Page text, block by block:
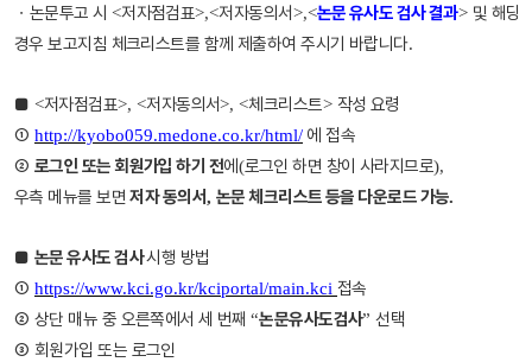
ㆍ 논문투고 시<저자점검표>,<저자동의서>,<논문 유사도 검사 결과> 및 해당
경우 보고지침 체크리스트를 함께 제출하여 주시기 바랍니다.
■ <저자점검표>, <저자동의서>, <체크리스트> 작성 요령
① http://kyobo059.medone.co.kr/html/ 에 접속
② 로그인 또는 회원가입 하기 전에(로그인 하면 창이 사라지므로),
우측 메뉴를 보면저자 동의서,논문 체크리스트 등을 다운로드 가능.
■ 논문 유사도 검사시행 방법
① https://www.kci.go.kr/kciportal/main.kci 접속
② 상단 매뉴 중 오른쪽에서 세 번째“논문유사도검사”선택
③ 회원가입 또는 로그인